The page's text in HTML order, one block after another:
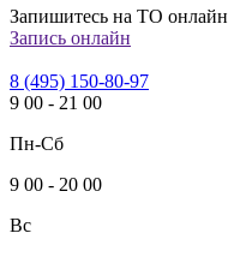
Запишитесь на ТО онлайн
Запись онлайн
8 (495) 150-80-97
9 00 - 21 00
Пн-Сб
9 00 - 20 00
Вс